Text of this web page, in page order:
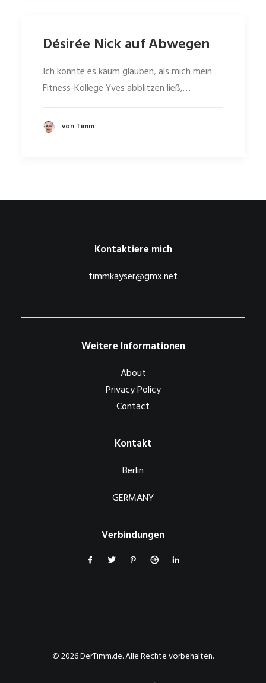
Désirée Nick auf Abwegen
Ich konnte es kaum glauben, als mich mein
Fitness-Kollege Yves abblitzen ließ,…
von Timm
Kontaktiere mich
timmkayser@gmx.net
Weitere Informationen
About
Privacy Policy
Contact
Kontakt
Berlin
GERMANY
Verbindungen
© 2026 DerTimm.de. Alle Rechte vorbehalten.